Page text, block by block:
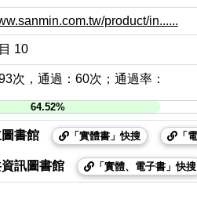
product/in......
10
次，通過：60次；通過率：
64.52%
書館 「實體書」快搜 「
訊圖書館 「實體、電子書」快搜